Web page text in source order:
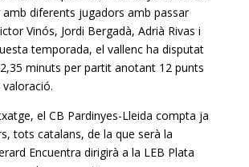
diferents jugadors amb passar
Vinós, Jordi Bergadà, Adrià Rivas i
temporada, el vallenc ha disputat
minuts per partit anotant 12 punts
el CB Pardinyes-Lleida compta ja
tots catalans, de la que serà la
Encuentra dirigirà a la LEB Plata